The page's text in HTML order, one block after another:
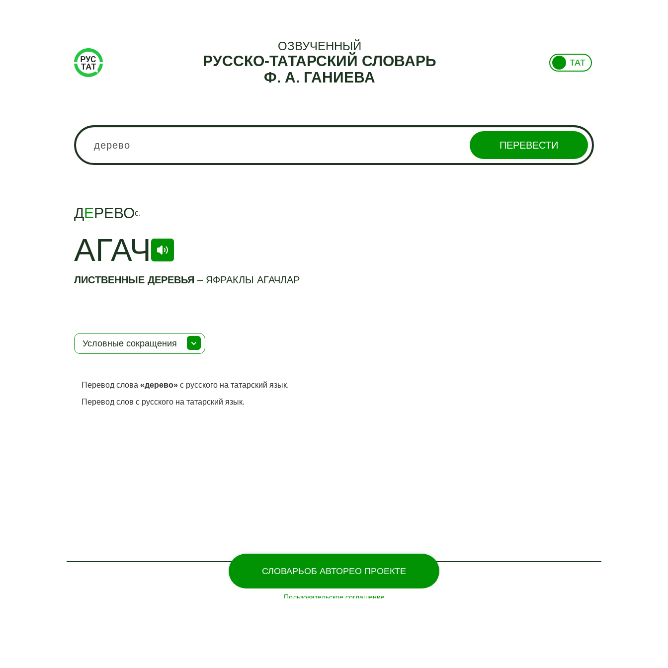
СЛОВАРЬОБ АВТОРЕО ПРОЕКТЕ
ОЗВУЧЕННЫЙ
РУССКО-ТАТАРСКИЙ СЛОВАРЬ
Ф. А. ГАНИЕВА
ТАТ
ПЕРЕВЕСТИ
ДЕРЕВОс.
АГАЧ
ЛИСТВЕННЫЕ ДЕРЕВЬЯ– ЯФРАКЛЫ АГАЧЛАР
Условные сокращения
Перевод слова«дерево» с русского на татарский язык.
Перевод слов с русского на татарский язык.
Пользовательское соглашение